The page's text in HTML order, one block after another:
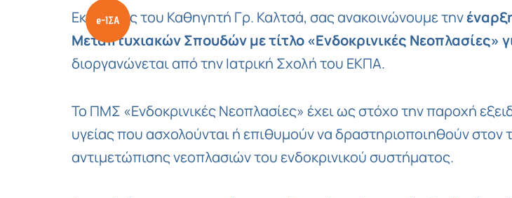
Εκ μέρους του Καθηγητή Γρ. Καλτσά, σας ανακοινώνουμε την
Μεταπτυχιακών Σπουδών με τίτλο «Ενδοκρινικές Νεοπλασίες»
διοργανώνεται από την Ιατρική Σχολή του ΕΚΠΑ.
Το ΠΜΣ «Ενδοκρινικές Νεοπλασίες» έχει ως στόχο την παροχή
υγείας που ασχολούνται ή επιθυμούν να δραστηριοποιηθούν
αντιμετώπισης νεοπλασιών του ενδοκρινικού συστήματος.